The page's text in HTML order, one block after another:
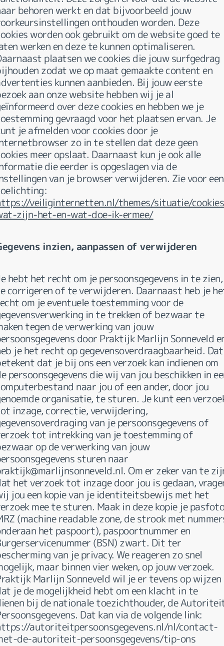
behoren werkt en dat bijvoorbeeld jouw
onthouden worden. Deze
worden ook gebruikt om de website goed te
werken en deze te kunnen optimaliseren.
plaatsen we cookies die jouw surfgedrag
zodat we op maat gemaakte content en
kunnen aanbieden. Bij jouw eerste
aan onze website hebben wij je al
over deze cookies en hebben we je
gevraagd voor het plaatsen ervan. Je
je afmelden voor cookies door je
zo in te stellen dat deze geen
meer opslaat. Daarnaast kun je ook alle
die eerder is opgeslagen via de
van je browser verwijderen. Zie voor een
veiliginternetten.nl/themes/situatie/
zijn-het-en-wat-doe-ik-ermee/
inzien, aanpassen of verwijderen
hebt het recht om je persoonsgegevens in te zien,
corrigeren of te verwijderen. Daarnaast heb je
om je eventuele toestemming voor de
in te trekken of bezwaar te
tegen de verwerking van jouw
door Praktijk Marlijn Sonneveld
je het recht op gegevensoverdraagbaarheid. Dat
dat je bij ons een verzoek kan indienen om
persoonsgegevens die wij van jou beschikken in
naar jou of een ander, door jou
organisatie, te sturen. Je kunt een
inzage, correctie, verwijdering,
van je persoonsgegevens of
tot intrekking van je toestemming of
op de verwerking van jouw
sturen naar
Om er zeker van te
het verzoek tot inzage door jou is gedaan,
jou een kopie van je identiteitsbewijs met het
mee te sturen. Maak in deze kopie je
(machine readable zone, de strook met
het paspoort), paspoortnummer en
(BSN) zwart. Dit ter
van je privacy. We reageren zo snel
maar binnen vier weken, op jouw verzoek.
Marlijn Sonneveld wil je er tevens op wijzen
je de mogelijkheid hebt om een klacht in te
bij de nationale toezichthouder, de
Dat kan via de volgende link:
autoriteitpersoonsgegevens.nl/nl/contact-
de-autoriteit-persoonsgegevens/tip-ons